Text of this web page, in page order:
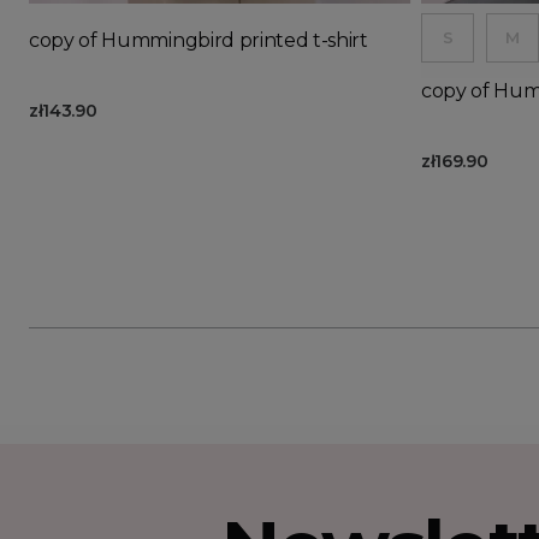
copy of Hummingbird printed t-shirt
zł143.90
S M
copy of
zł169.90